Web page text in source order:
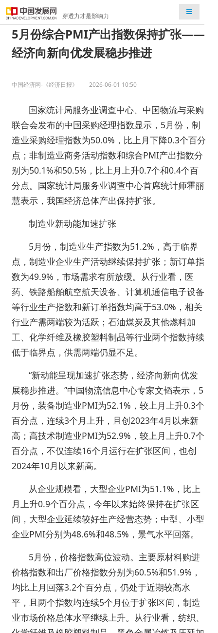
穿透力才是影响力
检索
5月份综合PMI产出指数保持扩张——
经济向新向优发展稳步推进
中国经济网-《经济日报》 2026-06-01 10:50
国家统计局服务业调查中心、中国物流与采购
联合会发布的中国采购经理指数显示，5月份，制
造业采购经理指数为50.0%，比上月下降0.3个百分
点；非制造业商务活动指数和综合PMI产出指数分
别为50.1%和50.5%，比上月上升0.7个和0.4个百
分点。国家统计局服务业调查中心首席统计师霍丽
慧表示，我国经济总体产出保持扩张。
制造业新动能加速扩张
5月份，制造业生产指数为51.2%，高于临界
点，制造业企业生产活动继续保持扩张；新订单指
数为49.9%，市场需求有所放缓。从行业看，医
药、铁路船舶航空航天设备、计算机通信电子设备
等行业生产指数和新订单指数均高于53.0%，相关
行业产需两端较为活跃；石油煤炭及其他燃料加
工、化学纤维及橡胶塑料制品等行业两个指数持续
低于临界点，供需两端仍显不足。
“新动能呈现加速扩张态势，经济向新向优发
展稳步推进。”中国物流信息中心专家文韬表示，5
月份，装备制造业PMI为52.1%，较上月上升0.3个
百分点，连续3个月上升，且创2023年4月以来新
高；高技术制造业PMI为52.9%，较上月上升0.7个
百分点，不仅连续16个月运行在扩张区间，也创
2024年10月以来新高。
从企业规模看，大型企业PMI为51.1%，比上
月上升0.9个百分点，今年以来始终保持在扩张区
间，大型企业延续较好生产经营态势；中型、小型
企业PMI分别为48.6%和48.5%，景气水平回落。
5月份，价格指数高位波动。主要原材料购进
价格指数和出厂价格指数分别为60.5%和51.9%，
均比上月回落3.2个百分点，仍处于近期较高水
平，且两个指数均连续5个月位于扩张区间，制造
业市场价格总体水平继续上升。从行业看，纺织、